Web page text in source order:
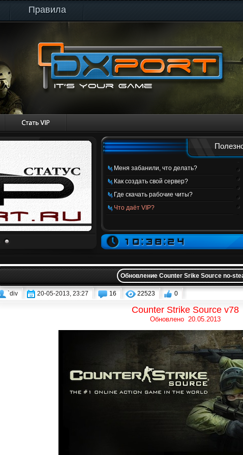
Правила
Меня забанили, что делать?
Как создать свой сервер?
Где скачать рабочие читы?
Что даёт VIP?
Обновление Counter Srike Source no-
`div 20-05-2013, 23:27 16 22523 0
Counter Strike Source v78
Обновлено 20.05.2013